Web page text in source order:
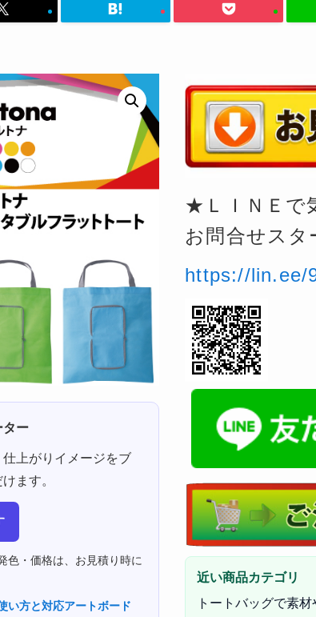
ター
上がりイメージをブ
ます。
色・価格は、お見積り時に
い方と対応アートボード
★ＬＩＮＥで
お問合せスタ
https://lin.ee/
近い商品カテゴリ
トートバッグで素